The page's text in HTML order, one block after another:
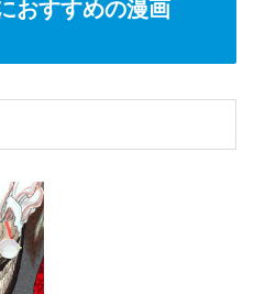
おすすめの漫画